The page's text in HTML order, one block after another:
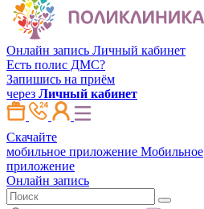
Онлайн запись Личный кабинет
Есть полис ДМС?
Запишись на приём
через Личный кабинет
Скачайте
мобильное приложение Мобильное
приложение
Онлайн запись